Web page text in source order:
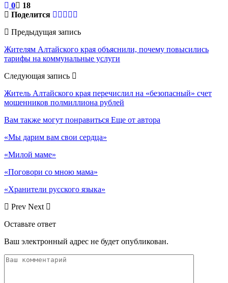
0
18
Поделится
Предыдущая запись
Жителям Алтайского края объяснили, почему повысились
тарифы на коммунальные услуги
Следующая запись
Житель Алтайского края перечислил на «безопасный» счет
мошенников полмиллиона рублей
Вам также могут понравиться Еще от автора
«Мы дарим вам свои сердца»
«Милой маме»
«Поговори со мною мама»
«Хранители русского языка»
Prev Next
Оставьте ответ
Ваш электронный адрес не будет опубликован.